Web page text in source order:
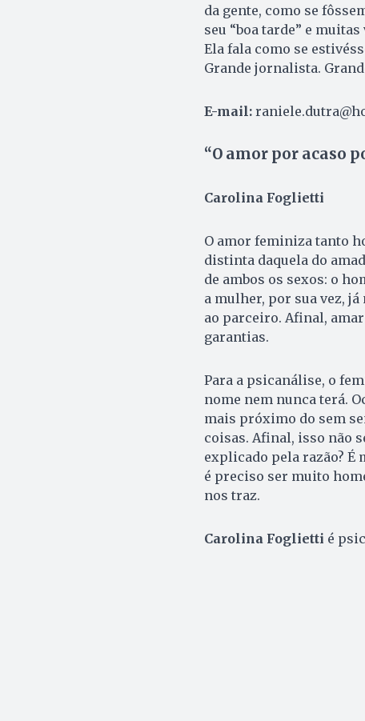
da gente, como se
seu “boa tarde” e
Ela fala como se
Grande jornalista.
E-mail:
“O amor por acaso
Carolina Foglietti
O amor feminiza tanto
distinta daquela do
de ambos os sexos: o
a mulher, por sua vez,
ao parceiro. Afinal,
garantias.
Para a psicanálise, o
nome nem nunca terá.
mais próximo do sem
coisas. Afinal, isso não
explicado pela razão? É
é preciso ser muito
nos traz.
Carolina Foglietti é